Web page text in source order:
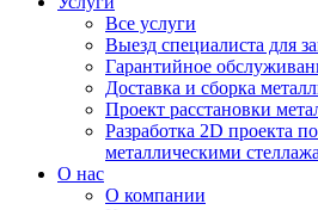
Все услуги
Выезд специалиста для
Гарантийное
Доставка и сборка
Проект расстановки
Разработка 2D проекта
металлическими
О нас
О компании